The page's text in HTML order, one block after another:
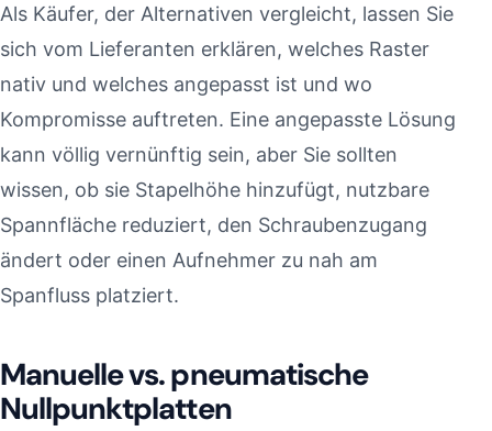
Als Käufer, der Alternativen vergleicht, lassen Sie
sich vom Lieferanten erklären, welches Raster
nativ und welches angepasst ist und wo
Kompromisse auftreten. Eine angepasste Lösung
kann völlig vernünftig sein, aber Sie sollten
wissen, ob sie Stapelhöhe hinzufügt, nutzbare
Spannfläche reduziert, den Schraubenzugang
ändert oder einen Aufnehmer zu nah am
Spanfluss platziert.
Manuelle vs. pneumatische
Nullpunktplatten